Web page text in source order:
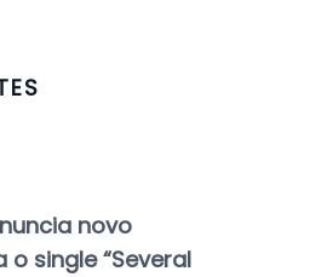
novo
single “Several